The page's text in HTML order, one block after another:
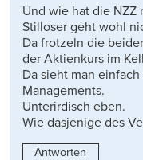
Und wie hat die NZZ
Stilloser geht wohl
Da frotzeln die
der Aktienkurs im
Da sieht man
Managements.
Unterirdisch eben.
Wie dasjenige des
Antworten